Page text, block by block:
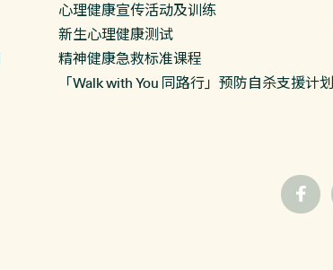
心理健康宣传活动及训练
新生心理健康测试
精神健康急救标准课程
「Walk with You 同路行」预防自杀支援计划